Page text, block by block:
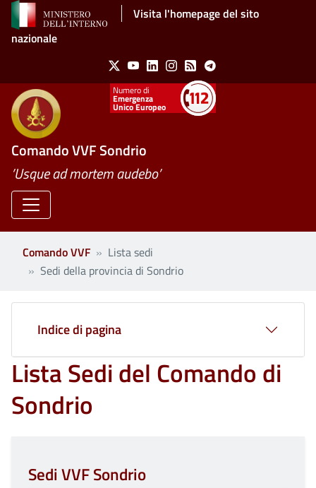
Salta al contenuto principaleVisita l'homepage del sito
nazionale
Social Menu
X YoutubeLinkedinInstagram
Feed Telegram
Emergenza
Unico Europeo
Comando VVF Sondrio
’Usque ad mortem audebo’
Comando VVF
Lista sedi
Sedi della provincia di Sondrio
Lista Sedi del Comando di
Sondrio
Sedi VVF Sondrio
Indice di pagina